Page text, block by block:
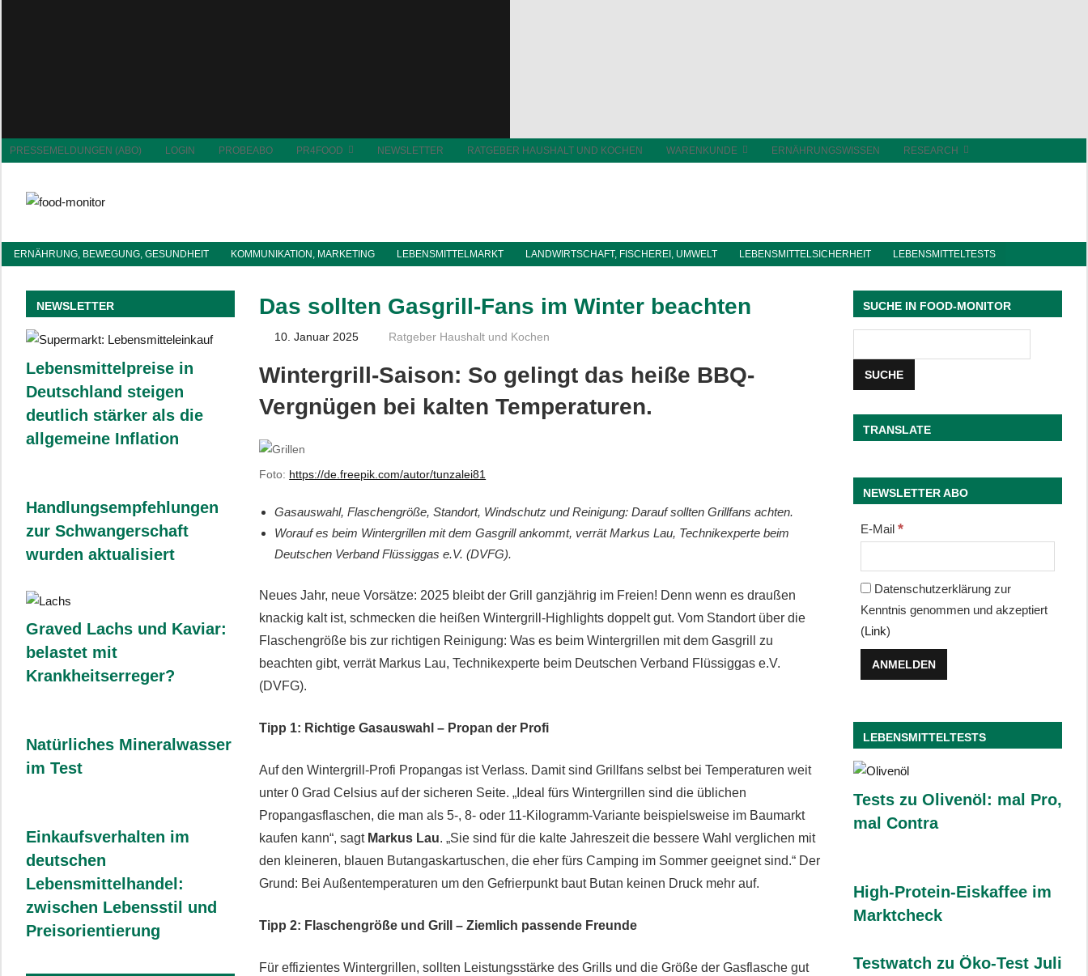
MENU
PRESSEMELDUNGEN (ABO) LOGIN PROBEABO PR4FOOD NEWSLETTER RATGEBER HAUSHALT UND KOCHEN WARENKUNDE ERNÄHRUNGSWISSEN RESEARCH
monitor
für
Ernährung
ERNÄHRUNG, BEWEGUNG, GESUNDHEIT KOMMUNIKATION, MARKETING LEBENSMITTELMARKT LANDWIRTSCHAFT, FISCHEREI, UMWELT LEBENSMITTELSICHERHEIT LEBENSMITTELTESTS
Das sollten Gasgrill-Fans im Winter beachten
10. Januar 2025 food-monitor
Ratgeber Haushalt und Kochen
Wintergrill-Saison: So gelingt das heiße BBQ-
Vergnügen bei kalten Temperaturen.
Foto: https://de.freepik.com/autor/tunzalei81
Gasauswahl, Flaschengröße, Standort, Windschutz und Reinigung: Darauf sollten Grillfans achten.
Worauf es beim Wintergrillen mit dem Gasgrill ankommt, verrät Markus Lau, Technikexperte beim
Deutschen Verband Flüssiggas e.V. (DVFG).
Neues Jahr, neue Vorsätze: 2025 bleibt der Grill ganzjährig im Freien! Denn wenn es draußen
knackig kalt ist, schmecken die heißen Wintergrill-Highlights doppelt gut. Vom Standort über die
Flaschengröße bis zur richtigen Reinigung: Was es beim Wintergrillen mit dem Gasgrill zu
beachten gibt, verrät Markus Lau, Technikexperte beim Deutschen Verband Flüssiggas e.V.
(DVFG).
Tipp 1: Richtige Gasauswahl – Propan der Profi
Auf den Wintergrill-Profi Propangas ist Verlass. Damit sind Grillfans selbst bei Temperaturen weit
unter 0 Grad Celsius auf der sicheren Seite. „Ideal fürs Wintergrillen sind die üblichen
Propangasflaschen, die man als 5-, 8- oder 11-Kilogramm-Variante beispielsweise im Baumarkt
kaufen kann“, sagt Markus Lau. „Sie sind für die kalte Jahreszeit die bessere Wahl verglichen mit
den kleineren, blauen Butangaskartuschen, die eher fürs Camping im Sommer geeignet sind.“ Der
Grund: Bei Außentemperaturen um den Gefrierpunkt baut Butan keinen Druck mehr auf.
Tipp 2: Flaschengröße und Grill – Ziemlich passende Freunde
Für effizientes Wintergrillen, sollten Leistungsstärke des Grills und die Größe der Gasflasche gut
NEWSLETTER
Lebensmittelpreise in
Deutschland steigen
deutlich stärker als die
allgemeine Inflation
Handlungsempfehlungen
zur Schwangerschaft
wurden aktualisiert
Graved Lachs und Kaviar:
belastet mit
Krankheitserreger?
Natürliches Mineralwasser
im Test
Einkaufsverhalten im
deutschen
Lebensmittelhandel:
zwischen Lebensstil und
Preisorientierung
SUCHE IN FOOD-MONITOR
TRANSLATE
NEWSLETTER ABO
E-Mail *
Datenschutzerklärung zur
Kenntnis genommen und akzeptiert
(Link)
LEBENSMITTELTESTS
Tests zu Olivenöl: mal Pro,
mal Contra
High-Protein-Eiskaffee im
Marktcheck
Testwatch zu Öko-Test Juli